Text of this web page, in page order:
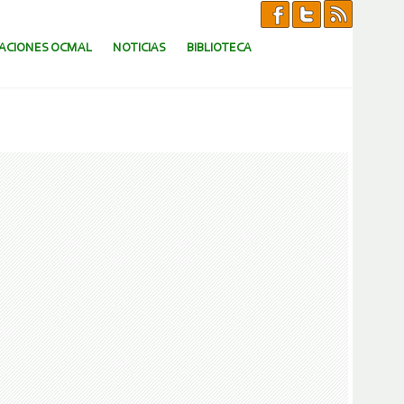
OCMAL NOTICIAS BIBLIOTECA